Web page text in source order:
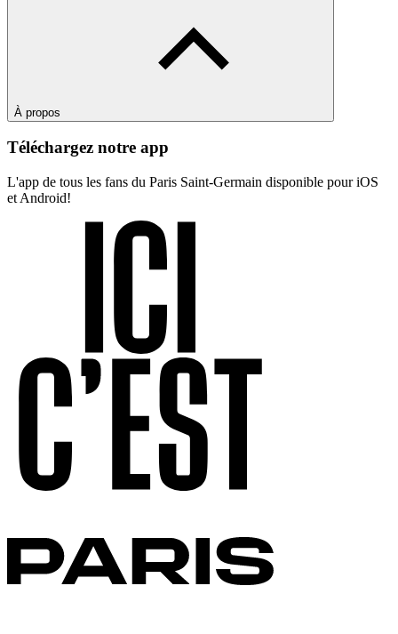
À propos
Téléchargez notre app
L'app de tous les fans du Paris Saint-Germain disponible pour iOS
et Android!